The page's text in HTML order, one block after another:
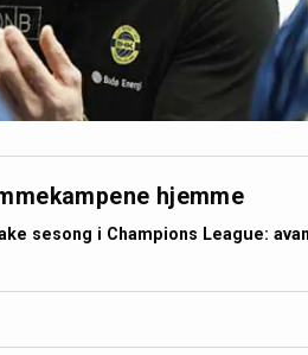
hjemme
sesong i Champions League: